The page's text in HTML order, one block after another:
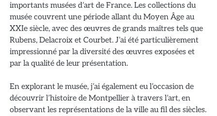
importants musées d’art de France. Les collections du
musée couvrent une période allant du Moyen Âge au
XXIe siècle, avec des œuvres de grands maîtres tels que
Rubens, Delacroix et Courbet. J’ai été particulièrement
impressionné par la diversité des œuvres exposées et
par la qualité de leur présentation.
En explorant le musée, j’ai également eu l’occasion de
découvrir l’histoire de Montpellier à travers l’art, en
observant les représentations de la ville au fil des siècles.